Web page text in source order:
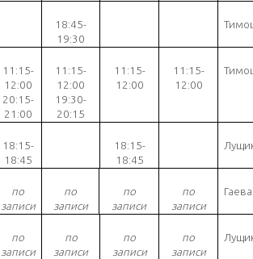
18:45-
19:30
1 1 : 1 5-
1 2:00
20:15-
21:00
1 1: 1 5-
1 2:00
19:30-
20:15
1 1 : 1 5-
1 2:00
1 1 : 1 5-
1 2:00
18:15-
18:45
18:15-
18:45
по
записи
по
записи
по
записи
по
записи
по
записи
по
записи
по
записи
по
записи